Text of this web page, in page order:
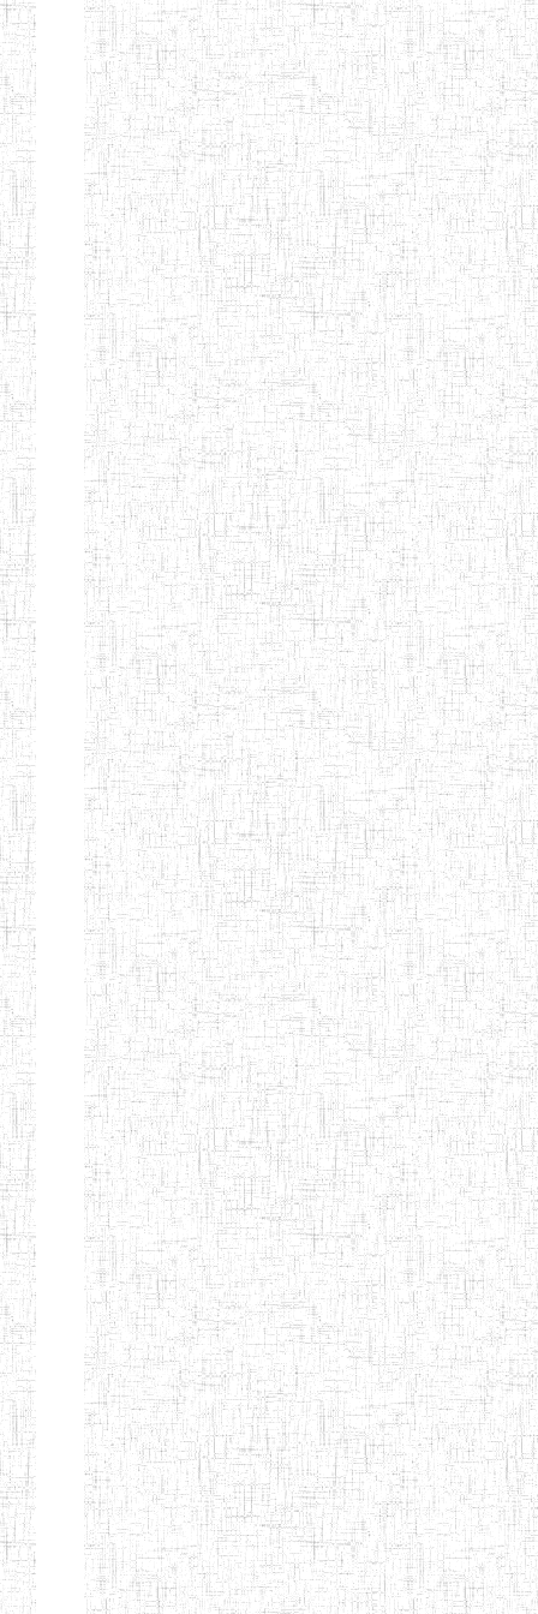
SAINT
ANDREW'S BTTC
28/12/2007 ENIEG
MODEL
INCLUSIVE
BILINGUAL
TEACHER
TRAINING
INSTITUTE
08/09/2015 ENIEG
CEFED/SPED/TTI
SANTA
17/11/2008 ENIEG
PTTC MBENGWI 06/08/1990 ENIEG
FULL GOSPEL
BTTC MBENGWI
02/10/1998 ENIEG
BAPTIST
TEACHERS
TRAINING
COLLEGE
08/08/1983 ENIEG
KENCHOLIA
TEACHER'S
TRAINING
COLLEGE
"K.T.T.C NDOP"
15/09/2015 ENIEG
ENIEG PRIVEE
BILINGUE
LAIQUE LES
PERFORMANCES
PEDAGOGIQUES
01/09/2015 ENIEG
ENIEG DU HAUT
NKAM
12/08/2013 ENIEG
ENIEG BILINGUE
DE L'IPEP DE
BANDJOUN
05/09/2003 ENIEG
ENIEG PRIVEE
NANFAH
07/09/2012 ENIEG
ENPIEG TERESA
JANE
14/03/2014 ENIEG